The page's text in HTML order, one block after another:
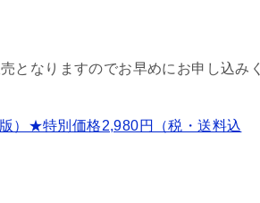
となりますのでお早めにお申し込みく
）★特別価格2,980円（税・送料込